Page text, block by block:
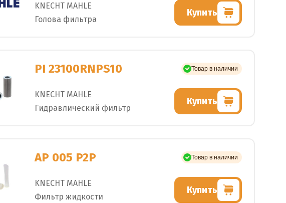
KNECHT MAHLE
Голова фильтра
Купить
PI 23100RNPS10 Товар в наличии
KNECHT MAHLE
Гидравлический фильтр
Купить
AP 005 P2P Товар в наличии
KNECHT MAHLE
Фильтр жидкости
Купить